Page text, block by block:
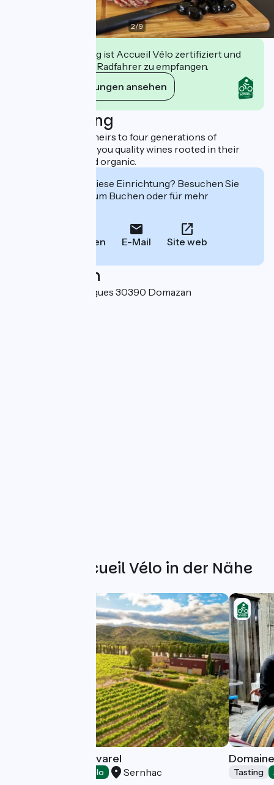
2/9
Diese Einrichtung ist Accueil Vélo zertifiziert und
verpflichtet sich, Radfahrer zu empfangen.
Ihre Verpflichtungen ansehen
Beschreibung
Xavier and Benoît, heirs to four generations of
winegrowers, offer you quality wines rooted in their
terroir and certified organic.
Interessiert Sie diese Einrichtung? Besuchen Sie
deren Website zum Buchen oder für mehr
Anrufen E-Mail Site web
Localisation
113 route d'Estézargues 30390 Domazan
Weitere Accueil Vélo in der Nähe
Domaine de Poulvarel
Accueil Vélo Sernhac Tasting